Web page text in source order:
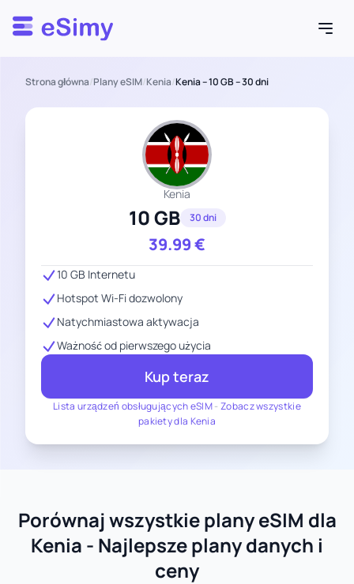
Esimy
Strona główna/Plany eSIM/Kenia/Kenia – 10 GB – 30 dni
Kenia
10 GB 30 dni
39.99€
Lista urządzeń obsługujących eSIM- Zobacz wszystkie
pakiety dla Kenia
10 GB Internetu
Hotspot Wi-Fi dozwolony
Natychmiastowa aktywacja
Ważność od pierwszego użycia
Kup teraz
Porównaj wszystkie plany eSIM dla
Kenia - Najlepsze plany danych i
ceny